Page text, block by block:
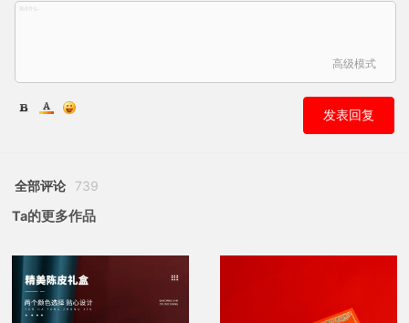
高级模式
发表回复
全部评论 739
Ta的更多作品